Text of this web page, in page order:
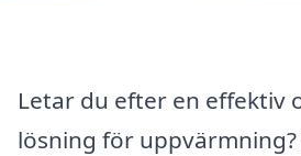
Letar du efter en effektiv
lösning för